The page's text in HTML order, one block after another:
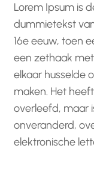
Lorem Ipsum is
dummietekst
16e eeuw, toen
een zethaak
elkaar husselde
maken. Het
overleefd, maar
onveranderd,
elektronische